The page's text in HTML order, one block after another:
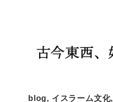
blog, イスラーム文化,